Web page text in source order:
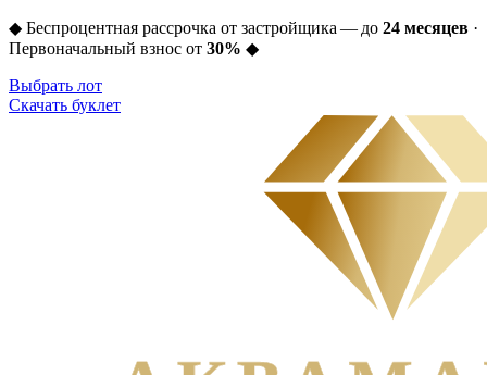
◆ Беспроцентная рассрочка от застройщика — до 24 месяцев ·
Первоначальный взнос от 30% ◆
Выбрать лот
Скачать буклет